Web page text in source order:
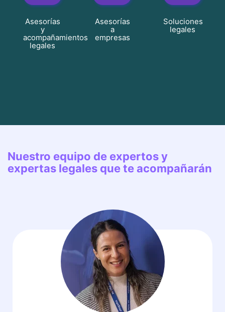
Asesorías
y
acompañamientos
legales
Asesorías
a
empresas
Soluciones
legales
Nuestro equipo de expertos y
expertas legales que te acompañarán